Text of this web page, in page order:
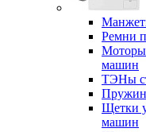
Ремни
Моторы
машин
ТЭНы
Щетки
машин